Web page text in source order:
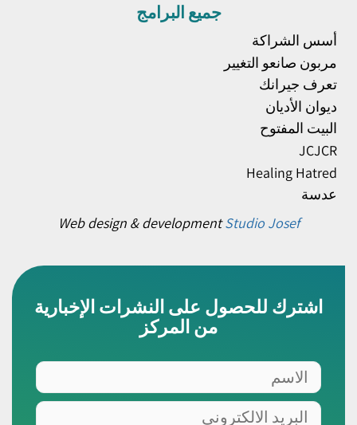
جميع البرامج
أسس الشراكة
مربون صانعو التغيير
تعرف جيرانك
ديوان الأديان
البيت المفتوح
JCJCR
Healing Hatred
عدسة
Web design & developmentStudio Josef
اشترك للحصول على النشرات الإخبارية
من المركز
الاسم
البريد